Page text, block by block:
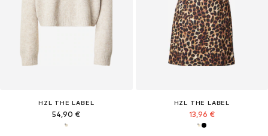
HZL THE LABEL
54,90 €
HZL THE LABEL
13,96 €